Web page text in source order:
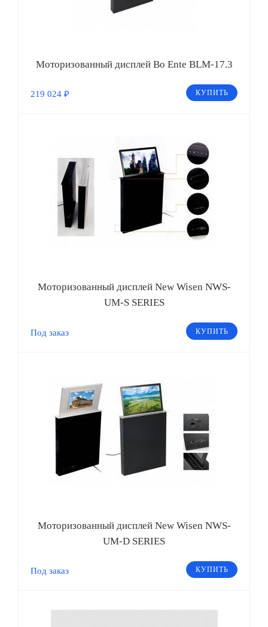
Моторизованный дисплей Bo Ente BLM-17.3
219 024 ₽ КУПИТЬ
Моторизованный дисплей New Wisen NWS-
UM-S SERIES
Под заказ КУПИТЬ
Моторизованный дисплей New Wisen NWS-
UM-D SERIES
Под заказ КУПИТЬ